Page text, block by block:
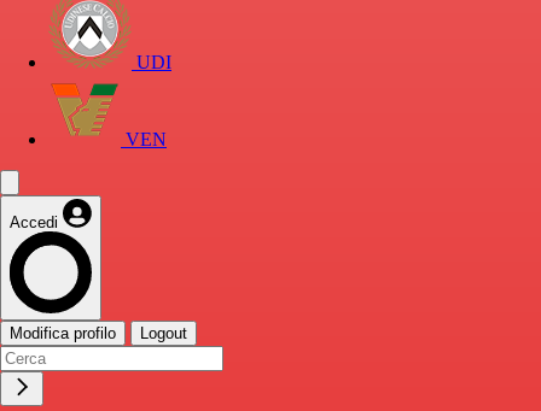
UDI
VEN
Accedi
Modifica profilo Logout